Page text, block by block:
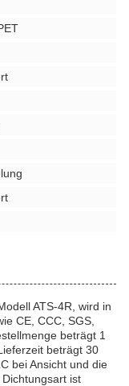
ATS-4R, wird in
CE, CCC, SGS,
beträgt 1
beträgt 30
bei Ansicht und die
ist